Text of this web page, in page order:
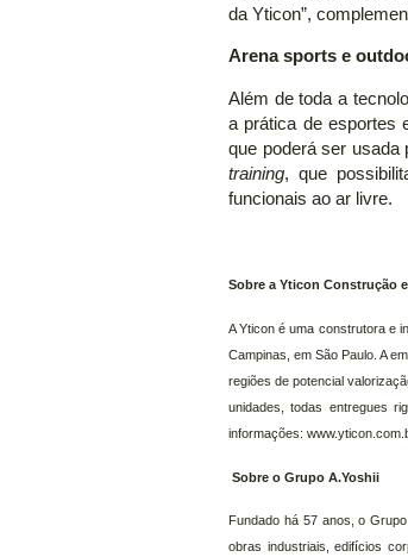
da Yticon”,
Arena sports e
Além de toda a
a prática de esportes
que poderá ser usada
training, que
funcionais ao ar livre.
Sobre a Yticon Construção
A Yticon é uma construtora e
Campinas, em São Paulo. A
regiões de potencial
unidades, todas entregues
informações:
Sobre o Grupo A.Yoshii
Fundado há 57 anos, o
obras industriais, edifícios